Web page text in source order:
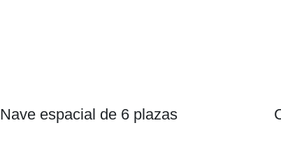
Nave espacial de 6 plazas